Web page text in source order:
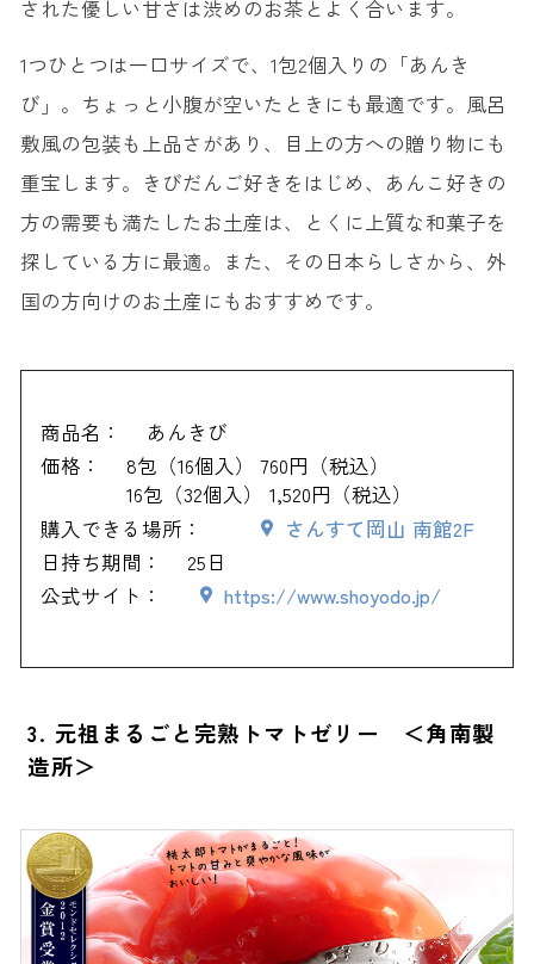
された優しい甘さは渋めのお茶とよく合います。
1つひとつは一口サイズで、1包2個入りの「あんき
び」。ちょっと小腹が空いたときにも最適です。風呂
敷風の包装も上品さがあり、目上の方への贈り物にも
重宝します。きびだんご好きをはじめ、あんこ好きの
方の需要も満たしたお土産は、とくに上質な和菓子を
探している方に最適。また、その日本らしさから、外
国の方向けのお土産にもおすすめです。
商品名：
あんきび
価格：
8包（16個入） 760円（税込）
16包（32個入） 1,520円（税込）
購入できる場所：
さんすて岡山 南館2F
日持ち期間：
25日
公式サイト：
https://www.shoyodo.jp/
3. 元祖まるごと完熟トマトゼリー ＜角南製
造所＞